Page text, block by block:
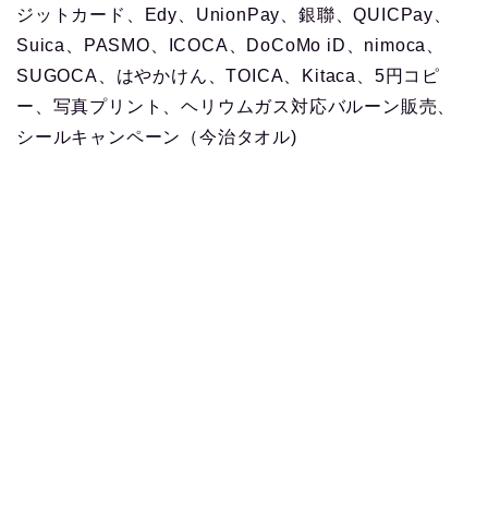
ジットカード、Edy、UnionPay、銀聯、QUICPay、
Suica、PASMO、ICOCA、DoCoMo iD、nimoca、
SUGOCA、はやかけん、TOICA、Kitaca、5円コピ
ー、写真プリント、ヘリウムガス対応バルーン販売、
シールキャンペーン（今治タオル)